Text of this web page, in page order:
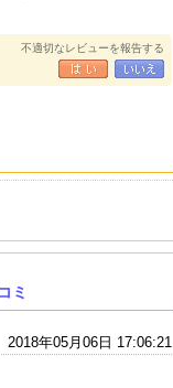
不適切なレビューを報告する
ミ
2018年05月06日 17:06:21